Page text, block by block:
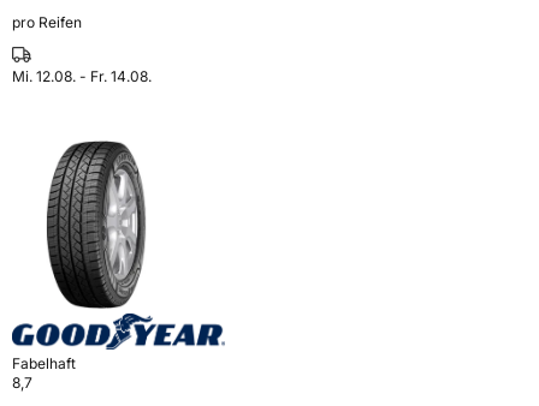
pro Reifen
Mi. 12.08. - Fr. 14.08.
Fabelhaft
8,7